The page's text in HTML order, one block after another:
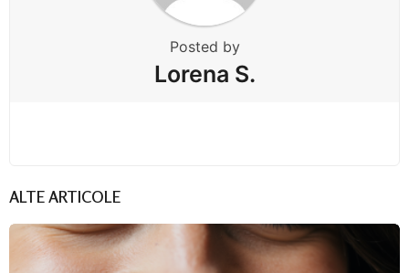
Posted by
Lorena S.
ALTE ARTICOLE